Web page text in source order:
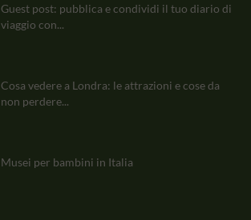
Guest post: pubblica e condividi il tuo diario di
viaggio con...
Cosa vedere a Londra: le attrazioni e cose da
non perdere...
Musei per bambini in Italia